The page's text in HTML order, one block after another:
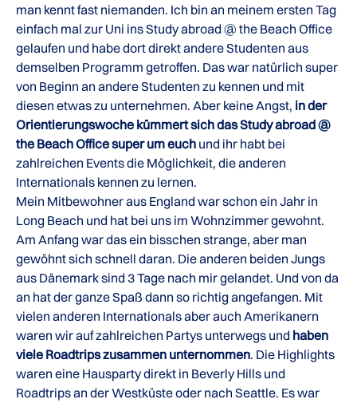
man kennt fast niemanden. Ich bin an meinem ersten Tag
einfach mal zur Uni ins Study abroad @ the Beach Office
gelaufen und habe dort direkt andere Studenten aus
demselben Programm getroffen. Das war natürlich super
von Beginn an andere Studenten zu kennen und mit
diesen etwas zu unternehmen. Aber keine Angst, in der
Orientierungswoche kümmert sich das Study abroad @
the Beach Office super um euch und ihr habt bei
zahlreichen Events die Möglichkeit, die anderen
Internationals kennen zu lernen.
Mein Mitbewohner aus England war schon ein Jahr in
Long Beach und hat bei uns im Wohnzimmer gewohnt.
Am Anfang war das ein bisschen strange, aber man
gewöhnt sich schnell daran. Die anderen beiden Jungs
aus Dänemark sind 3 Tage nach mir gelandet. Und von da
an hat der ganze Spaß dann so richtig angefangen. Mit
vielen anderen Internationals aber auch Amerikanern
waren wir auf zahlreichen Partys unterwegs und haben
viele Roadtrips zusammen unternommen. Die Highlights
waren eine Hausparty direkt in Beverly Hills und
Roadtrips an der Westküste oder nach Seattle. Es war